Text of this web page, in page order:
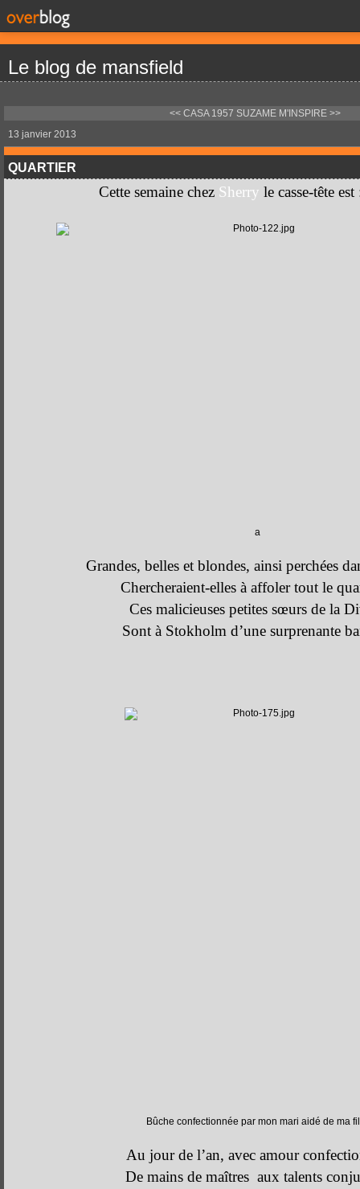
Le blog de mansfield
<< CASA 1957 SUZAME M'INSPIRE >>
13 janvier 2013
QUARTIER
Cette semaine chez Sherry le casse-tête
a
Grandes, belles et blondes, ainsi perchées
Chercheraient-elles à affoler tout le
Ces malicieuses petites sœurs de la
Sont à Stokholm d’une surprenante
Bûche confectionnée par mon mari aidé de ma
Au jour de l’an, avec amour
De mains de maîtres aux talents